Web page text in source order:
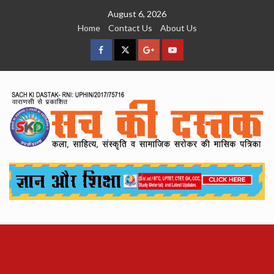
August 6, 2026
Home
Contact Us About Us
facebookTwitterGoogleYouTube